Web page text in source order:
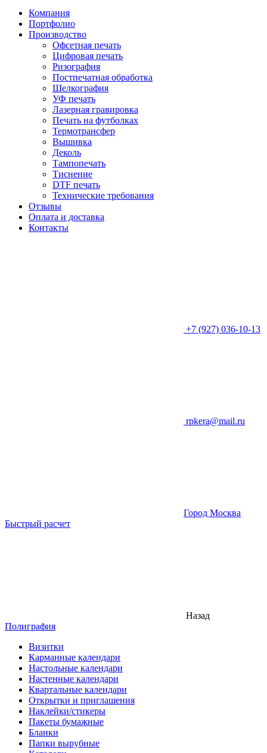
Компания
Портфолио
Производство
Офсетная печать
Цифровая печать
Ризография
Постпечатная обработка
Шелкография
УФ печать
Лазерная гравировка
Печать на футболках
Термотрансфер
Вышивка
Деколь
Тампопечать
Тиснение
DTF печать
Технические требования
Отзывы
Оплата и доставка
Контакты
+7 (927) 036-10-13
rpkera@mail.ru
Город Москва
Быстрый расчет
Назад
Полиграфия
Визитки
Карманные календари
Настольные календари
Настенные календари
Квартальные календари
Открытки и приглашения
Наклейки/стикеры
Пакеты бумажные
Бланки
Папки вырубные